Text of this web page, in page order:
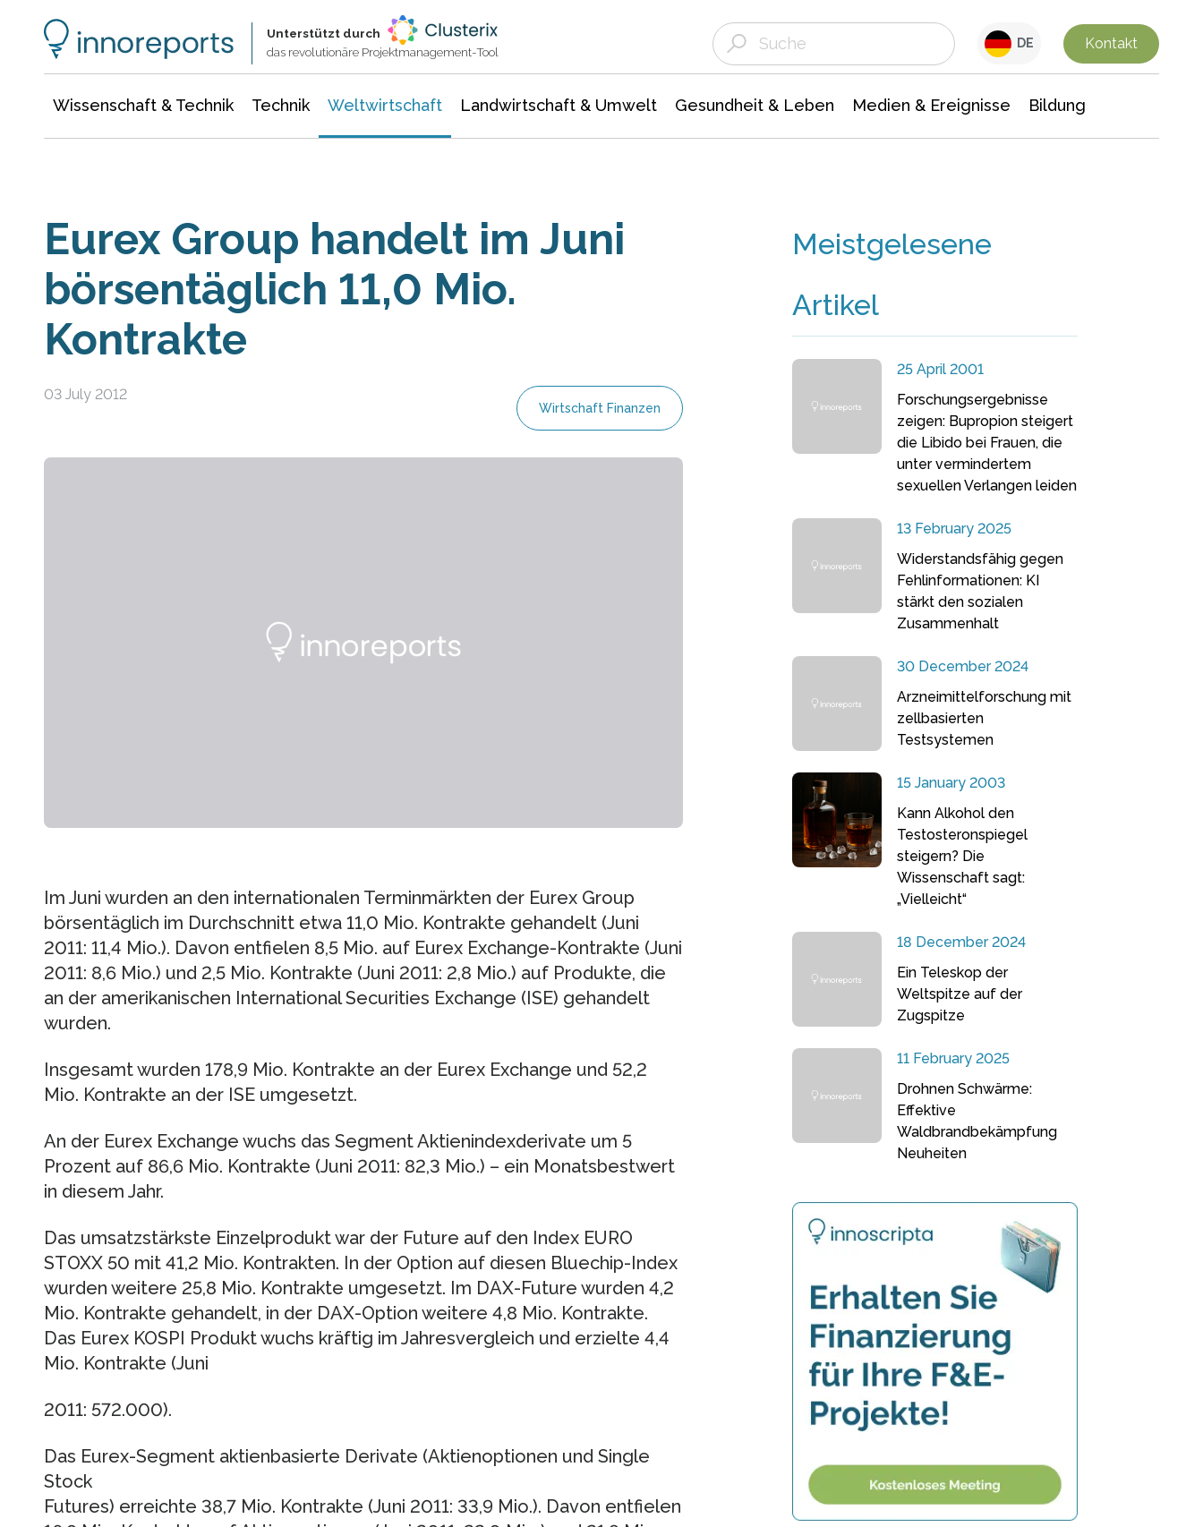
Unterstützt durch
das revolutionäre Projektmanagement-Tool
DE Kontakt
Wissenschaft & Technik Technik Weltwirtschaft Landwirtschaft & Umwelt Gesundheit & Leben Medien & Ereignisse Bildung
Eurex Group handelt im Juni
börsentäglich 11,0 Mio.
Kontrakte
03 July 2012
Wirtschaft Finanzen
Im Juni wurden an den internationalen Terminmärkten der Eurex Group
börsentäglich im Durchschnitt etwa 11,0 Mio. Kontrakte gehandelt (Juni
2011: 11,4 Mio.). Davon entfielen 8,5 Mio. auf Eurex Exchange-Kontrakte (Juni
2011: 8,6 Mio.) und 2,5 Mio. Kontrakte (Juni 2011: 2,8 Mio.) auf Produkte, die
an der amerikanischen International Securities Exchange (ISE) gehandelt
wurden.
Insgesamt wurden 178,9 Mio. Kontrakte an der Eurex Exchange und 52,2
Mio. Kontrakte an der ISE umgesetzt.
An der Eurex Exchange wuchs das Segment Aktienindexderivate um 5
Prozent auf 86,6 Mio. Kontrakte (Juni 2011: 82,3 Mio.) – ein Monatsbestwert
in diesem Jahr.
Das umsatzstärkste Einzelprodukt war der Future auf den Index EURO
STOXX 50 mit 41,2 Mio. Kontrakten. In der Option auf diesen Bluechip-Index
wurden weitere 25,8 Mio. Kontrakte umgesetzt. Im DAX-Future wurden 4,2
Mio. Kontrakte gehandelt, in der DAX-Option weitere 4,8 Mio. Kontrakte.
Das Eurex KOSPI Produkt wuchs kräftig im Jahresvergleich und erzielte 4,4
Mio. Kontrakte (Juni
2011: 572.000).
Das Eurex-Segment aktienbasierte Derivate (Aktienoptionen und Single
Stock
Futures) erreichte 38,7 Mio. Kontrakte (Juni 2011: 33,9 Mio.). Davon entfielen
Meistgelesene
Artikel
25 April 2001
Forschungsergebnisse
zeigen: Bupropion steigert
die Libido bei Frauen, die
unter vermindertem
sexuellen Verlangen leiden
13 February 2025
Widerstandsfähig gegen
Fehlinformationen: KI
stärkt den sozialen
Zusammenhalt
30 December 2024
Arzneimittelforschung mit
zellbasierten
Testsystemen
15 January 2003
Kann Alkohol den
Testosteronspiegel
steigern? Die
Wissenschaft sagt:
„Vielleicht“
18 December 2024
Ein Teleskop der
Weltspitze auf der
Zugspitze
11 February 2025
Drohnen Schwärme:
Effektive
Waldbrandbekämpfung
Neuheiten